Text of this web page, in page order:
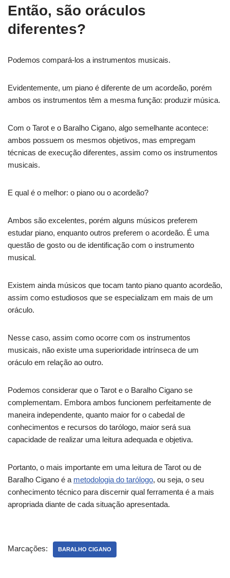
Então, são oráculos
diferentes?
Podemos compará-los a instrumentos musicais.
Evidentemente, um piano é diferente de um acordeão, porém
ambos os instrumentos têm a mesma função: produzir música.
Com o Tarot e o Baralho Cigano, algo semelhante acontece:
ambos possuem os mesmos objetivos, mas empregam
técnicas de execução diferentes, assim como os instrumentos
musicais.
E qual é o melhor: o piano ou o acordeão?
Ambos são excelentes, porém alguns músicos preferem
estudar piano, enquanto outros preferem o acordeão. É uma
questão de gosto ou de identificação com o instrumento
musical.
Existem ainda músicos que tocam tanto piano quanto acordeão,
assim como estudiosos que se especializam em mais de um
oráculo.
Nesse caso, assim como ocorre com os instrumentos
musicais, não existe uma superioridade intrínseca de um
oráculo em relação ao outro.
Podemos considerar que o Tarot e o Baralho Cigano se
complementam. Embora ambos funcionem perfeitamente de
maneira independente, quanto maior for o cabedal de
conhecimentos e recursos do tarólogo, maior será sua
capacidade de realizar uma leitura adequada e objetiva.
Portanto, o mais importante em uma leitura de Tarot ou de
Baralho Cigano é a metodologia do tarólogo, ou seja, o seu
conhecimento técnico para discernir qual ferramenta é a mais
apropriada diante de cada situação apresentada.
Marcações: BARALHO CIGANO